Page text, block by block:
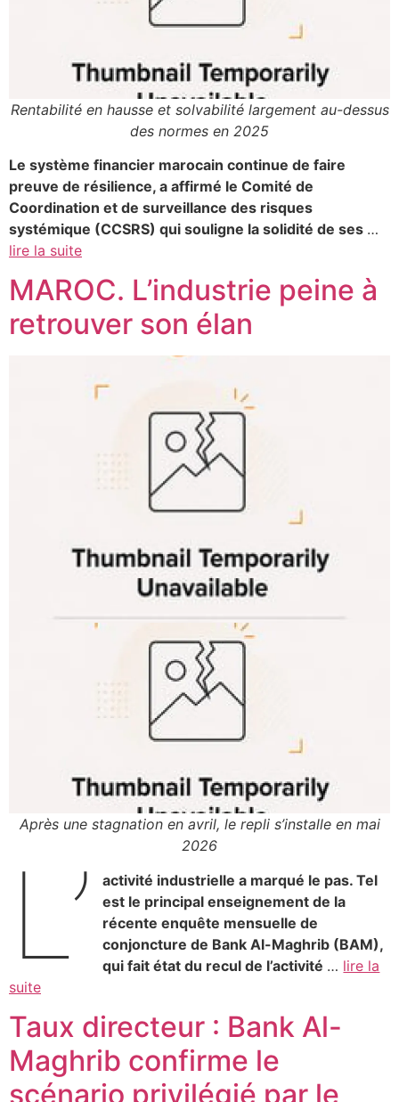
Rentabilité en hausse et solvabilité largement au-dessus
des normes en 2025
Le système financier marocain continue de faire
preuve de résilience, a affirmé le Comité de
Coordination et de surveillance des risques
systémique (CCSRS) qui souligne la solidité de ses …
lire la suite
MAROC. L’industrie peine à
retrouver son élan
Après une stagnation en avril, le repli s’installe en mai
2026
L’
activité industrielle a marqué le pas. Tel
est le principal enseignement de la
récente enquête mensuelle de
conjoncture de Bank Al-Maghrib (BAM),
qui fait état du recul de l’activité … lire la
suite
Taux directeur : Bank Al-
Maghrib confirme le
scénario privilégié par le